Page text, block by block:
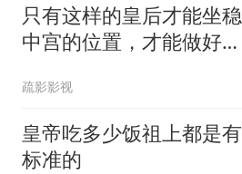
只有这样的皇后才能坐稳
中宫的位置，才能做好皇
疏影影视
皇帝吃多少饭祖上都是有
标准的